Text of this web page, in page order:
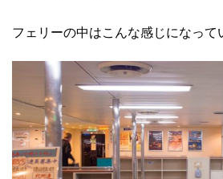
フェリーの中はこんな感じになって